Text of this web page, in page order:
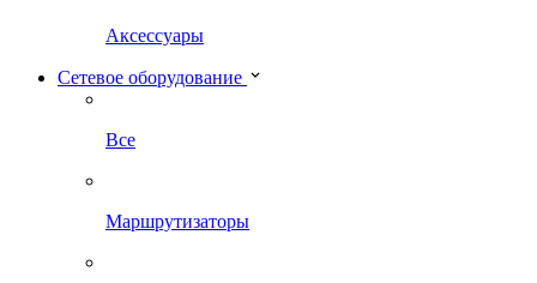
Аксессуары
Сетевое оборудование
Все
Маршрутизаторы